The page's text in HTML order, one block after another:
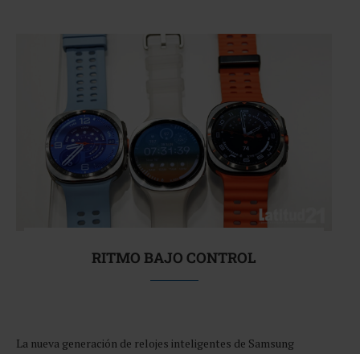
RITMO BAJO CONTROL
La nueva generación de relojes inteligentes de Samsung